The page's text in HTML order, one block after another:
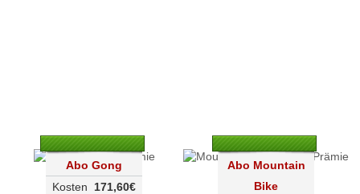
Abo Gong
171,60€
Kosten
Abo Mountain
Bike